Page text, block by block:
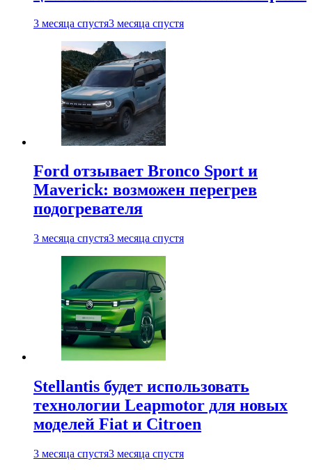
3 месяца спустя3 месяца спустя
Ford отзывает Bronco Sport и
Maverick: возможен перегрев
подогревателя
3 месяца спустя3 месяца спустя
Stellantis будет использовать
технологии Leapmotor для новых
моделей Fiat и Citroen
3 месяца спустя3 месяца спустя